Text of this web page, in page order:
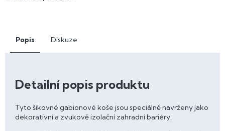
Popis Diskuze
Detailní popis produktu
Tyto šikovné gabionové koše jsou speciálně navrženy jako
dekorativní a zvukově izolační zahradní bariéry.